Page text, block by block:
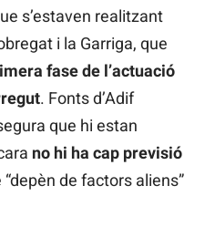
s’estaven realitzant
i la Garriga, que
fase de l’actuació
. Fonts d’Adif
que hi estan
no hi ha cap previsió
“depèn de factors aliens”